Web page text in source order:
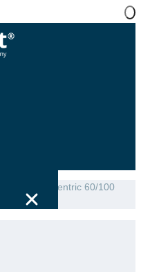
PP Concentric 60/100